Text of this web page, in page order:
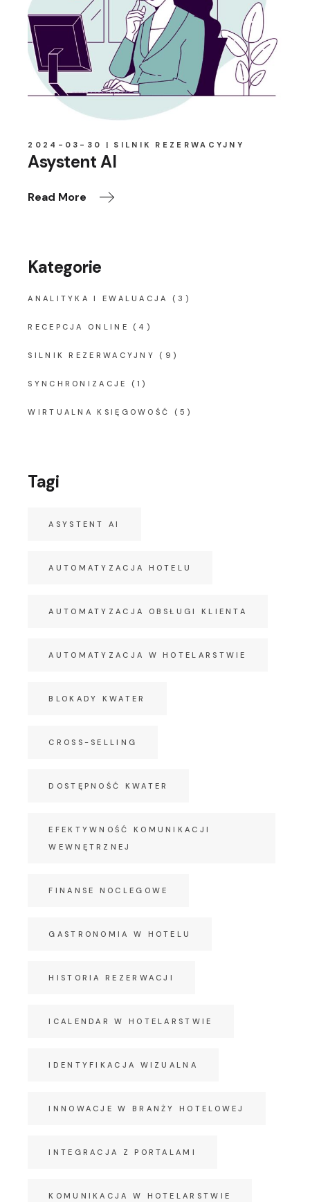
2024-03-30 SILNIK REZERWACYJNY
Asystent AI
Read More
Kategorie
ANALITYKA I EWALUACJA (3)
RECEPCJA ONLINE (4)
SILNIK REZERWACYJNY (9)
SYNCHRONIZACJE (1)
WIRTUALNA KSIĘGOWOŚĆ (5)
Tagi
ASYSTENT AI
AUTOMATYZACJA HOTELU
AUTOMATYZACJA OBSŁUGI KLIENTA
AUTOMATYZACJA W HOTELARSTWIE
BLOKADY KWATER
CROSS-SELLING
DOSTĘPNOŚĆ KWATER
EFEKTYWNOŚĆ KOMUNIKACJI
WEWNĘTRZNEJ
FINANSE NOCLEGOWE
GASTRONOMIA W HOTELU
HISTORIA REZERWACJI
ICALENDAR W HOTELARSTWIE
IDENTYFIKACJA WIZUALNA
INNOWACJE W BRANŻY HOTELOWEJ
INTEGRACJA Z PORTALAMI
KOMUNIKACJA W HOTELARSTWIE